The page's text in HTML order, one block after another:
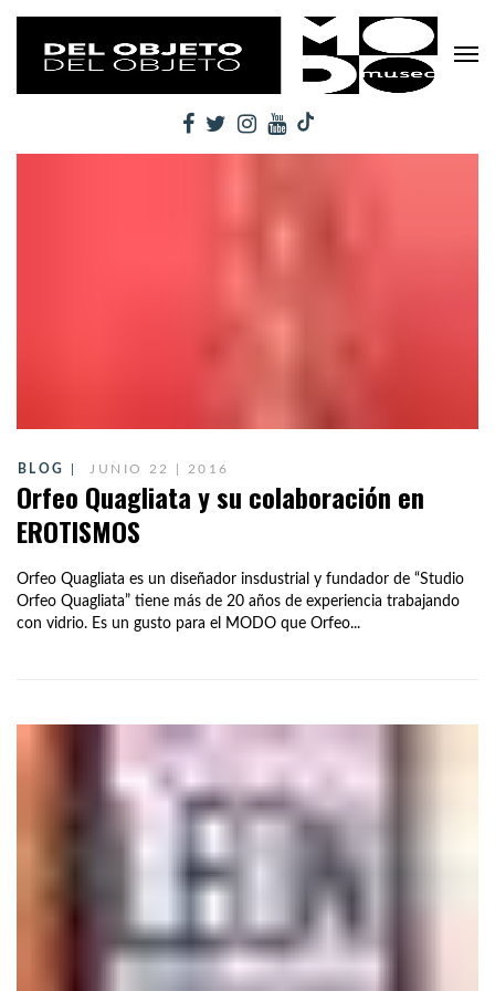
BLOG JUNIO 22 | 2016
Orfeo Quagliata y su colaboración en
EROTISMOS
Orfeo Quagliata es un diseñador insdustrial y fundador de “Studio
Orfeo Quagliata” tiene más de 20 años de experiencia trabajando
con vidrio. Es un gusto para el MODO que Orfeo...